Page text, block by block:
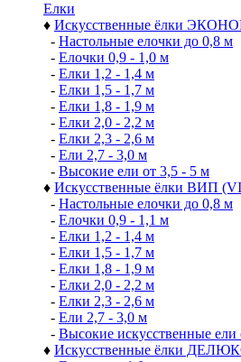
Елки
♦ Искусственные ёлки
- Настольные елочки до 0,8 м
- Елочки 0,9 - 1,0 м
- Елки 1,2 - 1,4 м
- Елки 1,5 - 1,7 м
- Елки 1,8 - 1,9 м
- Елки 2,0 - 2,2 м
- Елки 2,3 - 2,6 м
- Ели 2,7 - 3,0 м
- Высокие ели от 3,5 - 5 м
♦ Искусственные ёлки ВИП
- Настольные елочки до 0,8 м
- Елочки 0,9 - 1,1 м
- Елки 1,2 - 1,4 м
- Елки 1,5 - 1,7 м
- Елки 1,8 - 1,9 м
- Елки 2,0 - 2,2 м
- Елки 2,3 - 2,6 м
- Ели 2,7 - 3,0 м
- Высокие искусственные ели
♦ Искусственные ёлки